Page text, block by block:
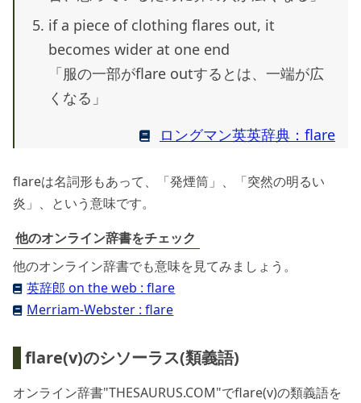
if a piece of clothing flares out, it
becomes wider at one end
「服の一部がflare outするとは、一端が広
くなる」
ロングマン英英辞典：flare
flareは名詞形もあって、「発煙筒」、「突然の明るい
炎」、という意味です。
他のオンライン辞書をチェック
他のオンライン辞書でも意味を見てみましょう。
英辞郎 on the web : flare
Merriam-Webster : flare
flare(v)のシソーラス(類義語)
オンライン辞書"THESAURUS.COM"でflare(v)の類義語を